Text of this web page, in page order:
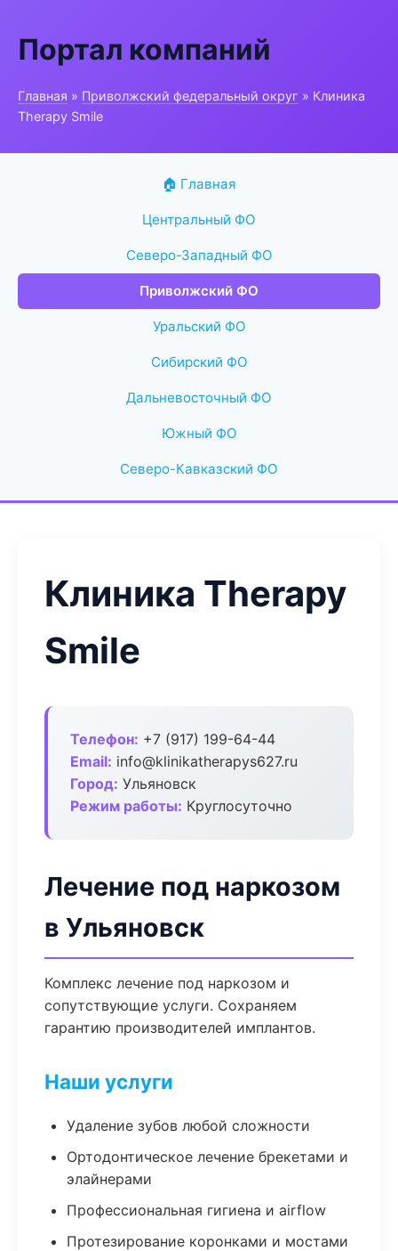
Портал компаний
Главная » Приволжский федеральный округ » Клиника
Therapy Smile
🏠 Главная
Центральный ФО
Северо-Западный ФО
Приволжский ФО
Уральский ФО
Сибирский ФО
Дальневосточный ФО
Южный ФО
Северо-Кавказский ФО
Клиника Therapy
Smile
Телефон: +7 (917) 199-64-44
Email: info@klinikatherapys627.ru
Город: Ульяновск
Режим работы: Круглосуточно
Лечение под наркозом
в Ульяновск
Комплекс лечение под наркозом и
сопутствующие услуги. Сохраняем
гарантию производителей имплантов.
Наши услуги
Удаление зубов любой сложности
Ортодонтическое лечение брекетами и
элайнерами
Профессиональная гигиена и airflow
Протезирование коронками и мостами